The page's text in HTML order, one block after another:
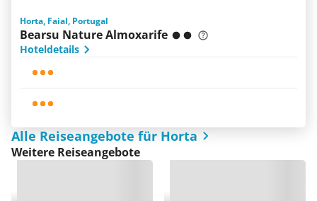
Horta, Faial, Portugal
Bearsu Nature Almoxarife
Hoteldetails
Alle Reiseangebote für Horta
Weitere Reiseangebote